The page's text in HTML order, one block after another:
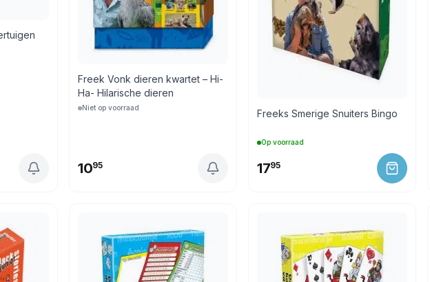
Freek Vonk dieren kwartet – Hi-
Ha- Hilarische dieren
Niet op voorraad
1095
Freeks Smerige Snuiters Bingo
Op voorraad
1795